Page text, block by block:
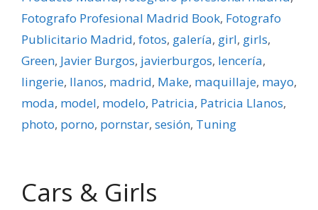
Fotografo Profesional Madrid Book, Fotografo
Publicitario Madrid, fotos, galerí­a, girl, girls,
Green, Javier Burgos, javierburgos, lencerí­a,
lingerie, llanos, madrid, Make, maquillaje, mayo,
moda, model, modelo, Patricia, Patricia Llanos,
photo, porno, pornstar, sesión, Tuning
Cars & Girls